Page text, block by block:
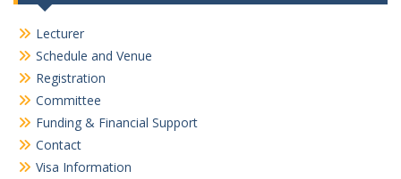
Lecturer
Schedule and Venue
Registration
Committee
Funding & Financial Support
Contact
Visa Information